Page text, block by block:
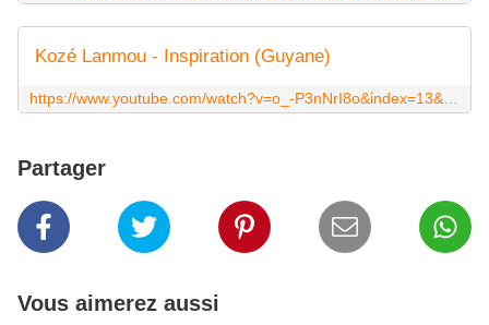
Kozé Lanmou - Inspiration (Guyane)
Partager
Vous aimerez aussi